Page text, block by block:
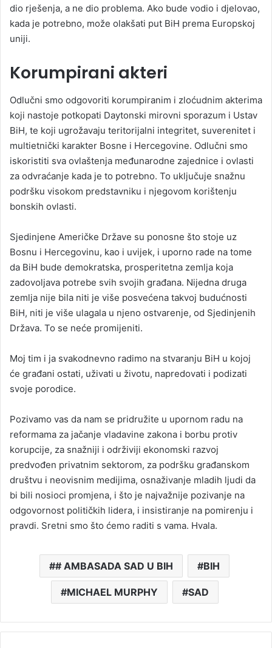
dio rješenja, a ne dio problema. Ako bude vodio i djelovao,
kada je potrebno, može olakšati put BiH prema Europskoj
uniji.
Korumpirani akteri
Odlučni smo odgovoriti korumpiranim i zloćudnim akterima
koji nastoje potkopati Daytonski mirovni sporazum i Ustav
BiH, te koji ugrožavaju teritorijalni integritet, suverenitet i
multietnički karakter Bosne i Hercegovine. Odlučni smo
iskoristiti sva ovlaštenja međunarodne zajednice i ovlasti
za odvraćanje kada je to potrebno. To uključuje snažnu
podršku visokom predstavniku i njegovom korištenju
bonskih ovlasti.
Sjedinjene Američke Države su ponosne što stoje uz
Bosnu i Hercegovinu, kao i uvijek, i uporno rade na tome
da BiH bude demokratska, prosperitetna zemlja koja
zadovoljava potrebe svih svojih građana. Nijedna druga
zemlja nije bila niti je više posvećena takvoj budućnosti
BiH, niti je više ulagala u njeno ostvarenje, od Sjedinjenih
Država. To se neće promijeniti.
Moj tim i ja svakodnevno radimo na stvaranju BiH u kojoj
će građani ostati, uživati u životu, napredovati i podizati
svoje porodice.
Pozivamo vas da nam se pridružite u upornom radu na
reformama za jačanje vladavine zakona i borbu protiv
korupcije, za snažniji i održiviji ekonomski razvoj
predvođen privatnim sektorom, za podršku građanskom
društvu i neovisnim medijima, osnaživanje mladih ljudi da
bi bili nosioci promjena, i što je najvažnije pozivanje na
odgovornost političkih lidera, i insistiranje na pomirenju i
pravdi. Sretni smo što ćemo raditi s vama. Hvala.
# AMBASADA SAD U BIH BIH
MICHAEL MURPHY SAD